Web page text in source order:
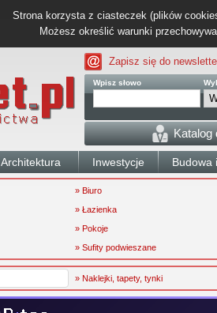
Strona korzysta z ciasteczek (plików
Możesz określić warunki
Zapisz się do
Wpisz słowo
Katalog
Architektura Inwestycje Budowa
» Biuro
» Łazienka
» Pokoje
» Sufity podwieszane
» Naklejki, tapety, tynki